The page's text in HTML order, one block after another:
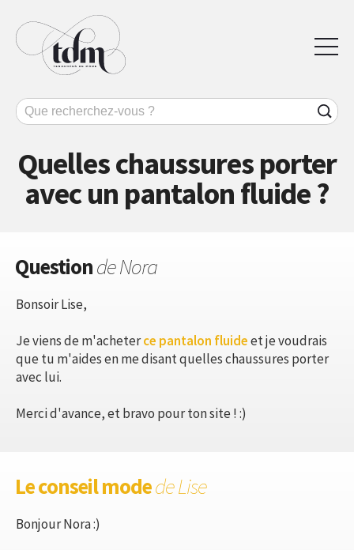
Quelles chaussures porter
avec un pantalon fluide ?
Questionde Nora
Bonsoir Lise,
Je viens de m'acheterce pantalon fluideet je voudrais
que tu m'aides en me disant quelles chaussures porter
avec lui.
Merci d'avance, et bravo pour ton site ! :)
Le conseil modede Lise
Bonjour Nora :)